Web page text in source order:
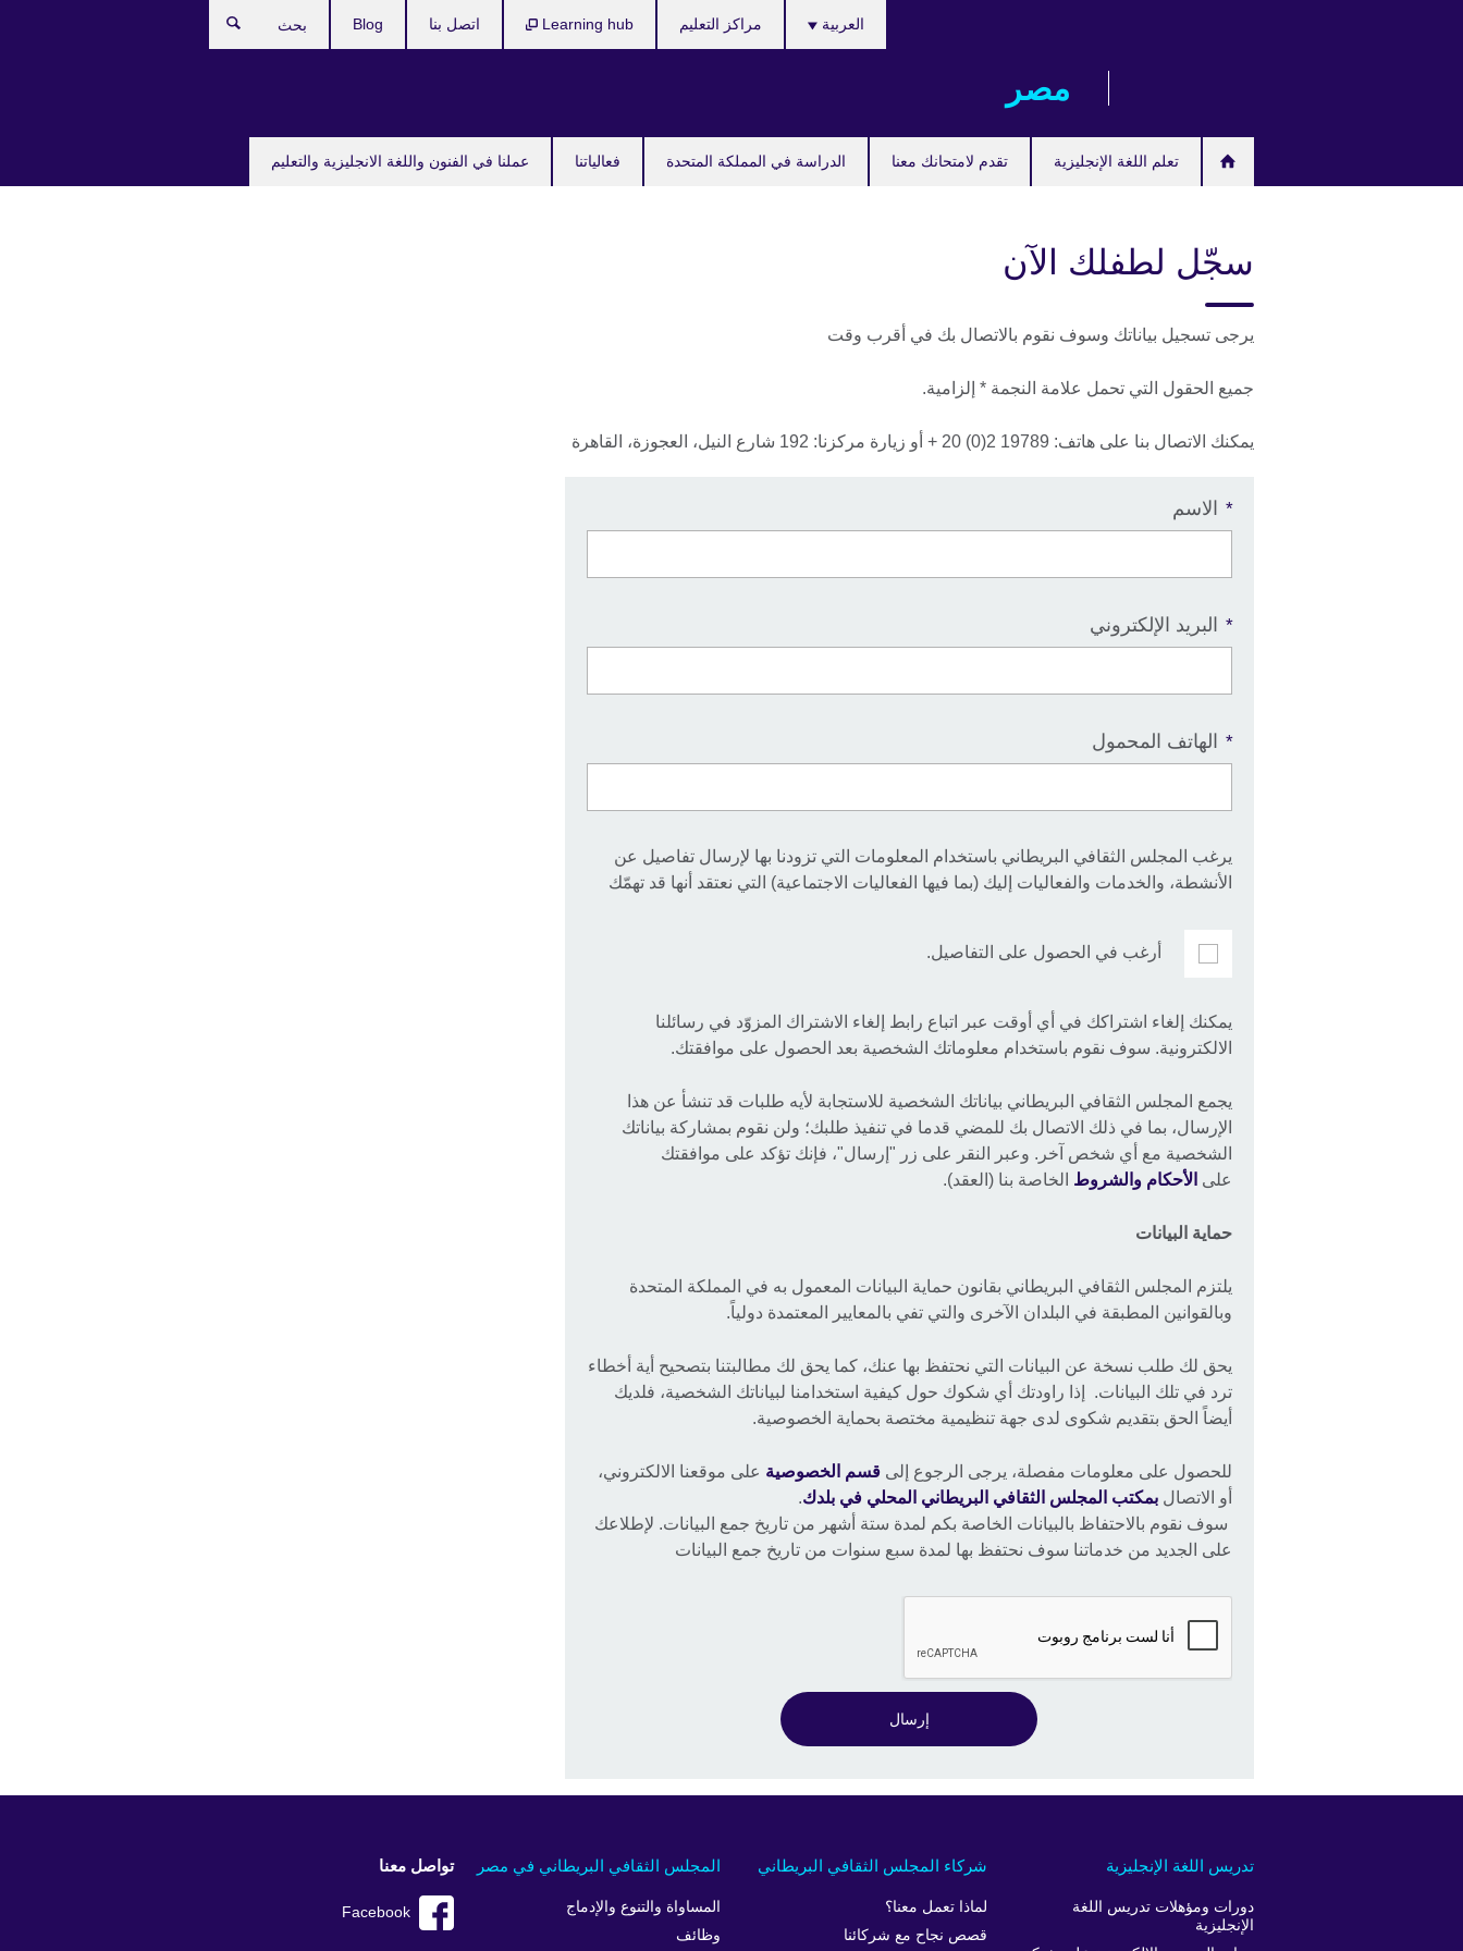
مصر‎
تعلم اللغة الإنجليزية تقدم لامتحانك معنا الدراسة في المملكة المتحدة فعالياتنا عملنا في الفنون واللغة الانجليزية والتعليم
العربية مراكز التعليم Learning hub اتصل بنا Blog
سجّل لطفلك الآن
يرجى تسجيل بياناتك وسوف نقوم بالاتصال بك في أقرب وقت
جميع الحقول التي تحمل علامة النجمة * إلزامية.
يمكنك الاتصال بنا على هاتف: 19789 2(0) 20 + أو زيارة مركزنا: 192 شارع النيل، العجوزة، القاهرة
* الاسم
* البريد الإلكتروني
* الهاتف المحمول
يرغب المجلس الثقافي البريطاني باستخدام المعلومات التي تزودنا بها لإرسال تفاصيل عن
الأنشطة، والخدمات والفعاليات إليك (بما فيها الفعاليات الاجتماعية) التي نعتقد أنها قد تهمّك
أرغب في الحصول على التفاصيل.
يمكنك إلغاء اشتراكك في أي أوقت عبر اتباع رابط إلغاء الاشتراك المزوّد في رسائلنا
الالكترونية. سوف نقوم باستخدام معلوماتك الشخصية بعد الحصول على موافقتك.
يجمع المجلس الثقافي البريطاني بياناتك الشخصية للاستجابة لأيه طلبات قد تنشأ عن هذا
الإرسال، بما في ذلك الاتصال بك للمضي قدما في تنفيذ طلبك؛ ولن نقوم بمشاركة بياناتك
الشخصية مع أي شخص آخر. وعبر النقر على زر "إرسال"، فإنك تؤكد على موافقتك
على الأحكام والشروط الخاصة بنا (العقد).
حماية البيانات
يلتزم المجلس الثقافي البريطاني بقانون حماية البيانات المعمول به في المملكة المتحدة
وبالقوانين المطبقة في البلدان الآخرى والتي تفي بالمعايير المعتمدة دولياً.
يحق لك طلب نسخة عن البيانات التي نحتفظ بها عنك، كما يحق لك مطالبتنا بتصحيح أية أخطاء
ترد في تلك البيانات. إذا راودتك أي شكوك حول كيفية استخدامنا لبياناتك الشخصية، فلديك
أيضاً الحق بتقديم شكوى لدى جهة تنظيمية مختصة بحماية الخصوصية.
للحصول على معلومات مفصلة، يرجى الرجوع إلى قسم الخصوصية على موقعنا الالكتروني،
أو الاتصال بمكتب المجلس الثقافي البريطاني المحلي في بلدك.
سوف نقوم بالاحتفاظ بالبيانات الخاصة بكم لمدة ستة أشهر من تاريخ جمع البيانات. لإطلاعك
على الجديد من خدماتنا سوف نحتفظ بها لمدة سبع سنوات من تاريخ جمع البيانات
إرسال
المجلس الثقافي البريطاني في مصر
المساواة والتنوع والإدماج
وظائف
شركاء المجلس الثقافي البريطاني
لماذا تعمل معنا؟
قصص نجاح مع شركائنا
تدريس اللغة الإنجليزية
دورات ومؤهلات تدريس اللغة
الإنجليزية
تواصل معنا
Facebook